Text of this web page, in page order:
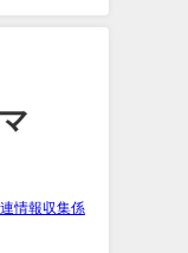
マ
情報収集係